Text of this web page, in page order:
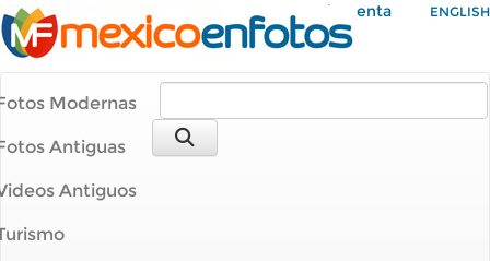
Mi Cuenta ENGLISH
Modernas
Antiguas
Antiguos